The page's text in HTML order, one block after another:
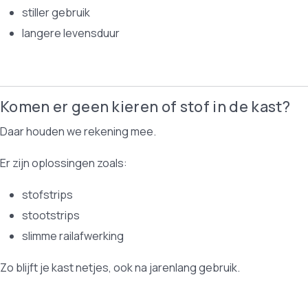
stiller gebruik
langere levensduur
Komen er geen kieren of stof in de kast?
Daar houden we rekening mee.
Er zijn oplossingen zoals:
stofstrips
stootstrips
slimme railafwerking
Zo blijft je kast netjes, ook na jarenlang gebruik.